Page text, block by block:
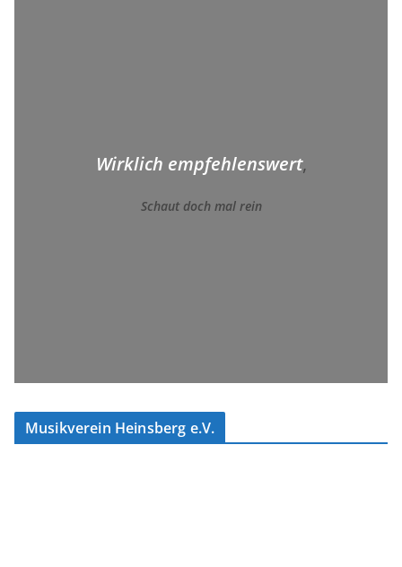
Wirklich empfehlenswert,
Schaut doch mal rein
Musikverein Heinsberg e.V.